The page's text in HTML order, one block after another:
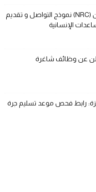
المجلس النرويجي للاجئين (NRC) نموذج التواصل و تقديم
الإنسانية
رابط فحص موعد تسليم جرة